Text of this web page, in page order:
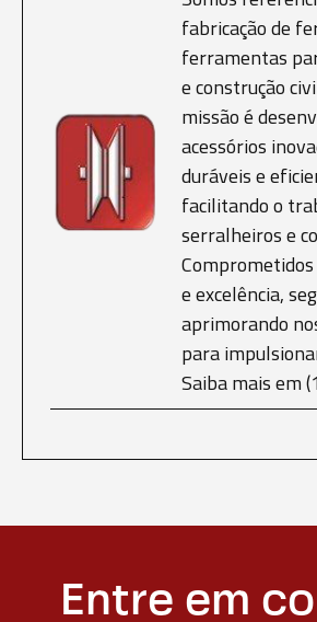
fabricação de
ferramentas
e construção
missão é
acessórios
duráveis e
facilitando o
serralheiros e
e excelência,
aprimorando
para
Saiba mais em
Entre em